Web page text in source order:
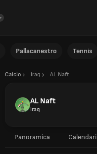
Pallacanestro Tennis
Calcio Iraq AL Naft
AL Naft
Iraq
Panoramica Calendari